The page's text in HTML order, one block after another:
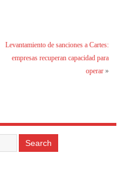
Levantamiento de sanciones a Cartes:
empresas recuperan capacidad para
operar»